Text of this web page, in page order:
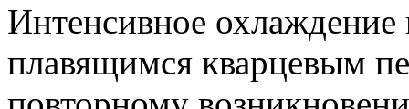
Интенсивное охлаждение
плавящимся кварцевым